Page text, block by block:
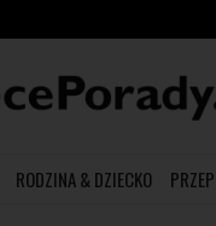
RODZINA & DZIECKO